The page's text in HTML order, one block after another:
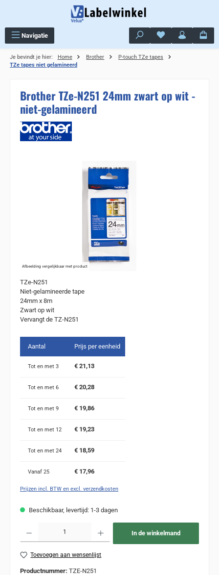
Navigatie Je hebt 0 items op
Je bevindt je hier: Home Brother
P-touch TZe tapes
TZe tapes niet gelamineerd
Brother TZe-N251 24mm zwart op wit -
niet-gelamineerd
Sla de afbeeldingengalerij over
Afbeelding vergelijkbaar met product
TZe-N251
Niet-gelamineerde tape
24mm x 8m
Zwart op wit
Vervangt de TZ-N251
Aantal Prijs per eenheid
Tot en met 3 € 21,13
Tot en met 6 € 20,28
Tot en met 9 € 19,86
Tot en met 12 € 19,23
Tot en met 24 € 18,59
Vanaf 25 € 17,96
Prijzen incl. BTW en excl. verzendkosten
Beschikbaar, levertijd: 1-3 dagen
In de winkelmand
Toevoegen aan wensenlijst
Productnummer: TZE-N251